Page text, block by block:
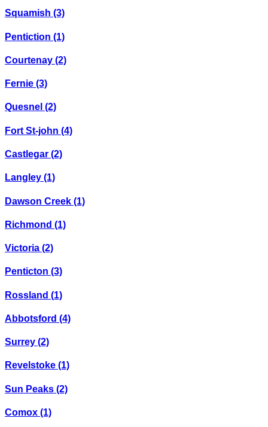
Squamish (3)
Pentiction (1)
Courtenay (2)
Fernie (3)
Quesnel (2)
Fort St-john (4)
Castlegar (2)
Langley (1)
Dawson Creek (1)
Richmond (1)
Victoria (2)
Penticton (3)
Rossland (1)
Abbotsford (4)
Surrey (2)
Revelstoke (1)
Sun Peaks (2)
Comox (1)